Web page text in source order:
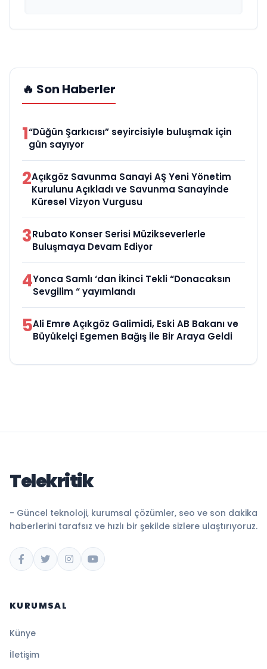
🔥 Son Haberler
1“Düğün Şarkıcısı” seyircisiyle buluşmak için
gün sayıyor
2Açıkgöz Savunma Sanayi AŞ Yeni Yönetim
Kurulunu Açıkladı ve Savunma Sanayinde
Küresel Vizyon Vurgusu
3Rubato Konser Serisi Müzikseverlerle
Buluşmaya Devam Ediyor
4Yonca Samlı ‘dan İkinci Tekli “Donacaksın
Sevgilim “ yayımlandı
5Ali Emre Açıkgöz Galimidi, Eski AB Bakanı ve
Büyükelçi Egemen Bağış ile Bir Araya Geldi
Telekritik
- Güncel teknoloji, kurumsal çözümler, seo ve son dakika
haberlerini tarafsız ve hızlı bir şekilde sizlere ulaştırıyoruz.
KURUMSAL
Künye
İletişim